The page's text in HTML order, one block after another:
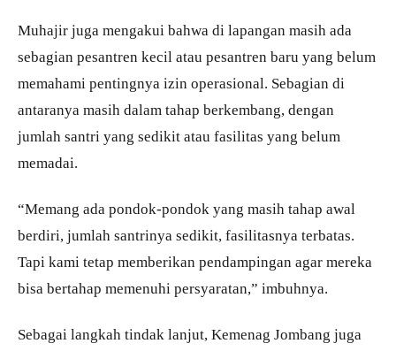
Muhajir juga mengakui bahwa di lapangan masih ada
sebagian pesantren kecil atau pesantren baru yang belum
memahami pentingnya izin operasional. Sebagian di
antaranya masih dalam tahap berkembang, dengan
jumlah santri yang sedikit atau fasilitas yang belum
memadai.
“Memang ada pondok-pondok yang masih tahap awal
berdiri, jumlah santrinya sedikit, fasilitasnya terbatas.
Tapi kami tetap memberikan pendampingan agar mereka
bisa bertahap memenuhi persyaratan,” imbuhnya.
Sebagai langkah tindak lanjut, Kemenag Jombang juga